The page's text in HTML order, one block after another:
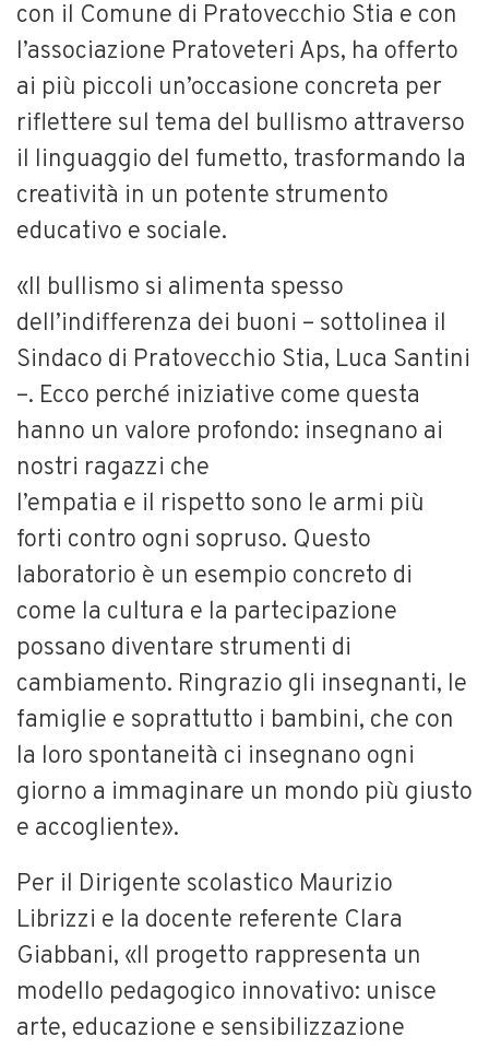
con il Comune di Pratovecchio Stia e con
l’associazione Pratoveteri Aps, ha offerto
ai più piccoli un’occasione concreta per
riflettere sul tema del bullismo attraverso
il linguaggio del fumetto, trasformando la
creatività in un potente strumento
educativo e sociale.
«Il bullismo si alimenta spesso
dell’indifferenza dei buoni – sottolinea il
Sindaco di Pratovecchio Stia, Luca Santini
–. Ecco perché iniziative come questa
hanno un valore profondo: insegnano ai
nostri ragazzi che
l’empatia e il rispetto sono le armi più
forti contro ogni sopruso. Questo
laboratorio è un esempio concreto di
come la cultura e la partecipazione
possano diventare strumenti di
cambiamento. Ringrazio gli insegnanti, le
famiglie e soprattutto i bambini, che con
la loro spontaneità ci insegnano ogni
giorno a immaginare un mondo più giusto
e accogliente».
Per il Dirigente scolastico Maurizio
Librizzi e la docente referente Clara
Giabbani, «Il progetto rappresenta un
modello pedagogico innovativo: unisce
arte, educazione e sensibilizzazione